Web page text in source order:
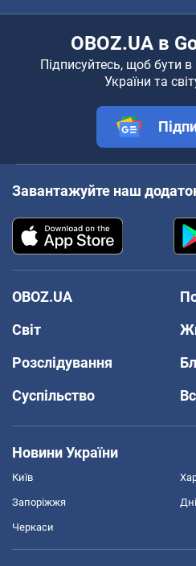
OBOZ.UA в
Підписуйтесь, щоб бути в
України та
Завантажуйте наш
OBOZ.UA
Світ
Розслідування
Суспільство
Новини України
Київ
Запоріжжя
Черкаси